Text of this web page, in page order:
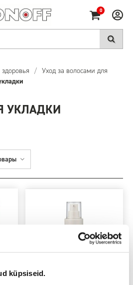
küpsiseid.
0
/ Уход за волосами для
УКЛАДКИ